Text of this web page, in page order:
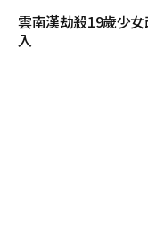
雲南漢劫殺19歲少
入